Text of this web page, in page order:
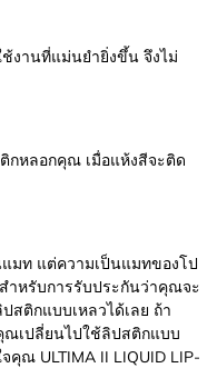
งานที่แม่นยำยิ่งขึ้น จึงไม่
กหลอกคุณ เมื่อแห้งสีจะติด
มท แต่ความเป็นแมทของโป
ำหรับการรับประกันว่าคุณจะ
ติกแบบเหลวได้เลย ถ้า
ณเปลี่ยนไปใช้ลิปสติกแบบ
คุณ ULTIMA II LIQUID LIP-